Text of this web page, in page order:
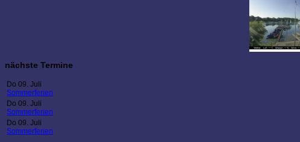
nächste Termine
Do 09. Juli
Sommerferien
Do 09. Juli
Sommerferien
Do 09. Juli
Sommerferien